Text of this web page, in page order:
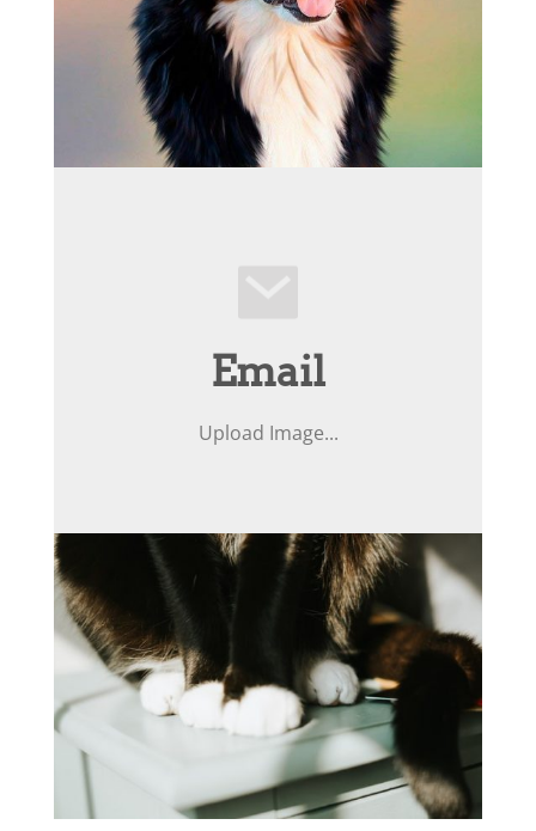
Email
Upload Image...